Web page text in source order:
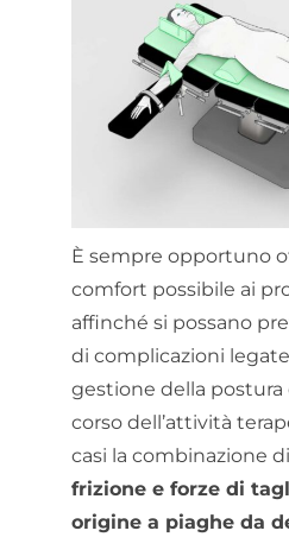
È sempre opportuno
comfort possibile ai
affinché si possano
di complicazioni legate
gestione della
corso dell’attività
casi la combinazione
frizione e forze di
origine a piaghe da